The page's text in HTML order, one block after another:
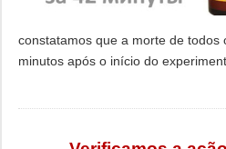
constatamos que a morte de todos
minutos após o início do